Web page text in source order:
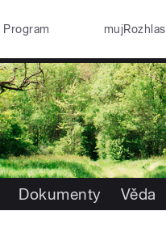
Program mujRozhlas
Dokumenty Věda